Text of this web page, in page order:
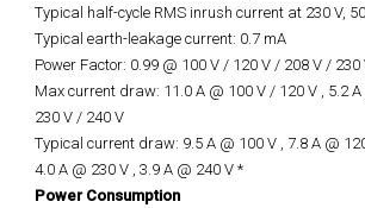
Typical half-cycle RMS inrush current at 230 V,
Typical earth-leakage current: 0.7 mA
Power Factor: 0.99 @ 100 V / 120 V / 208 V / 230
Max current draw: 11.0 A @ 100 V / 120 V , 5.2 A
230 V / 240 V
Typical current draw: 9.5 A @ 100 V , 7.8 A @
4.0 A @ 230 V , 3.9 A @ 240 V *
Power Consumption